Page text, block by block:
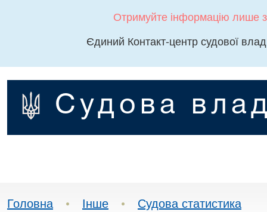
Отримуйте інформацію лише
Єдиний Контакт-центр судової
Судова
Головна • Інше • Судова статистика